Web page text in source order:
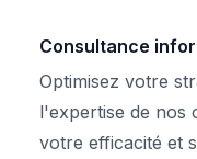
Consultance
Optimisez votre
l'expertise de nos
votre efficacité et